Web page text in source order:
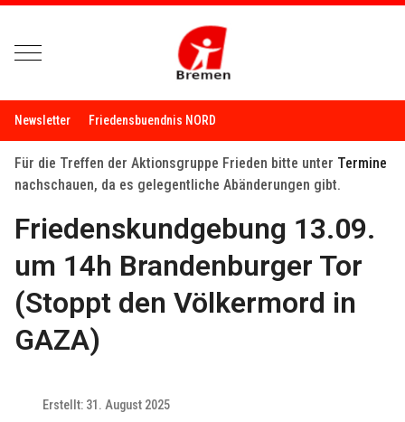
Mobile Menu Toggle
Newsletter Friedensbuendnis NORD
Für die Treffen der Aktionsgruppe Frieden bitte unter Termine
nachschauen, da es gelegentliche Abänderungen gibt.
Friedenskundgebung 13.09.
um 14h Brandenburger Tor
(Stoppt den Völkermord in
GAZA)
Erstellt: 31. August 2025